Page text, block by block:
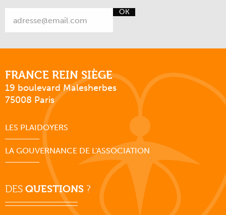
OK
FRANCE REIN SIÈGE
19 boulevard Malesherbes
75008 Paris
LES PLAIDOYERS
LA GOUVERNANCE DE L'ASSOCIATION
DES QUESTIONS ?